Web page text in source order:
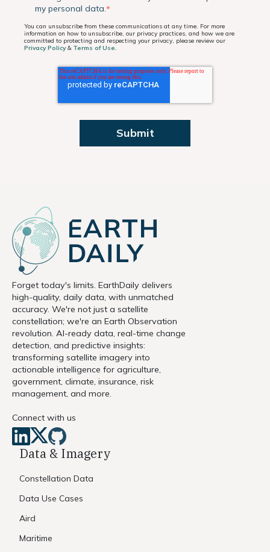
my personal data.*
You can unsubscribe from these communications at any time. For more
information on how to unsubscribe, our privacy practices, and how we are
committed to protecting and respecting your privacy, please review our
Privacy Policy& Terms of Use.
Forget today's limits. EarthDaily delivers
high-quality, daily data, with unmatched
accuracy. We're not just a satellite
constellation; we're an Earth Observation
revolution. AI-ready data, real-time change
detection, and predictive insights:
transforming satellite imagery into
actionable intelligence for agriculture,
government, climate, insurance, risk
management, and more.
Connect with us
Data & Imagery
Constellation Data
Data Use Cases
Aird
Maritime